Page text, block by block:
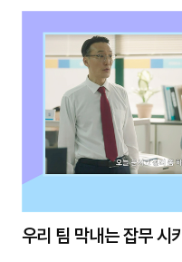
우리 팀 막내는 잡무 시